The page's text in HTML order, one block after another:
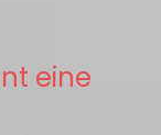
eine